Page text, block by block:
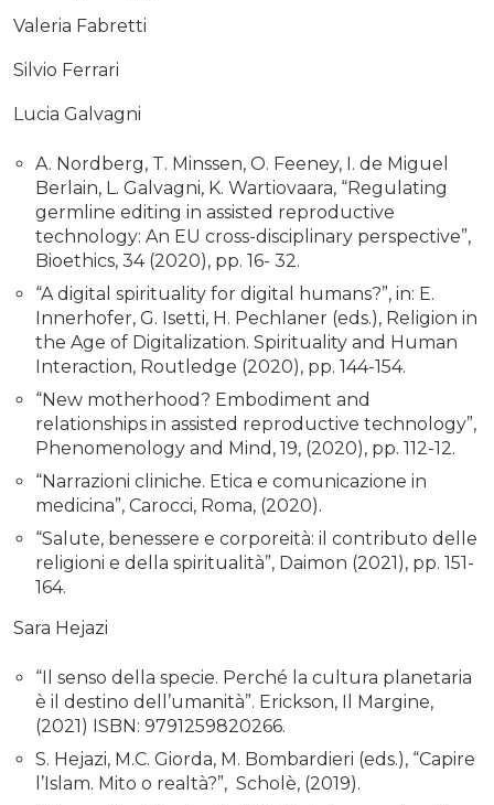
Valeria Fabretti
Silvio Ferrari
Lucia Galvagni
A. Nordberg, T. Minssen, O. Feeney, I. de Miguel
Berlain, L. Galvagni, K. Wartiovaara, “Regulating
germline editing in assisted reproductive
technology: An EU cross-disciplinary perspective”,
Bioethics, 34 (2020), pp. 16- 32.
“A digital spirituality for digital humans?”, in: E.
Innerhofer, G. Isetti, H. Pechlaner (eds.), Religion in
the Age of Digitalization. Spirituality and Human
Interaction, Routledge (2020), pp. 144-154.
“New motherhood? Embodiment and
relationships in assisted reproductive technology”,
Phenomenology and Mind, 19, (2020), pp. 112-12.
“Narrazioni cliniche. Etica e comunicazione in
medicina”, Carocci, Roma, (2020).
“Salute, benessere e corporeità: il contributo delle
religioni e della spiritualità”, Daimon (2021), pp. 151-
164.
Sara Hejazi
“Il senso della specie. Perché la cultura planetaria
è il destino dell’umanità”. Erickson, Il Margine,
(2021) ISBN: 9791259820266.
S. Hejazi, M.C. Giorda, M. Bombardieri (eds.), “Capire
l’Islam. Mito o realtà?”, Scholè, (2019).